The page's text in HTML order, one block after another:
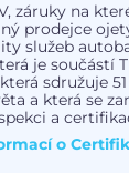
záruky na
prodejce
služeb
je součástí
sdružuje
a která se
a
o